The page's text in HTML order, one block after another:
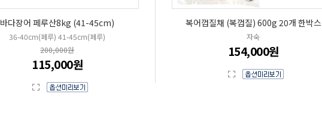
바다장어 페루산8kg (41-45cm)
36-40cm(페루) 41-45cm(페루)
200,000원
115,000원
복어껍질채 (복껍질) 600g 20개 한박스
자숙
154,000원